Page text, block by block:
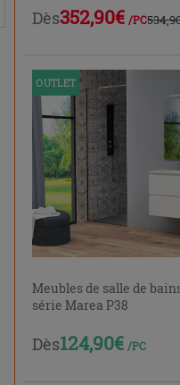
Dès352,90€ /PC
OUTLET
Meubles de salle de
série Marea P38
Dès124,90€ /PC